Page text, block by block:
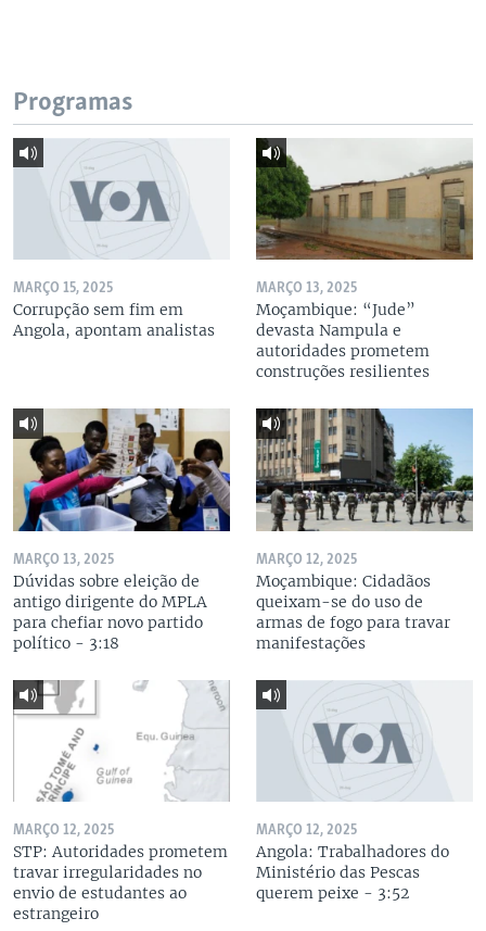
Programas
MARÇO 15, 2025
Corrupção sem fim em
Angola, apontam analistas
MARÇO 13, 2025
Moçambique: “Jude”
devasta Nampula e
autoridades prometem
construções resilientes
MARÇO 13, 2025
Dúvidas sobre eleição de
antigo dirigente do MPLA
para chefiar novo partido
político - 3:18
MARÇO 12, 2025
Moçambique: Cidadãos
queixam-se do uso de
armas de fogo para travar
manifestações
MARÇO 12, 2025
STP: Autoridades prometem
travar irregularidades no
envio de estudantes ao
estrangeiro
MARÇO 12, 2025
Angola: Trabalhadores do
Ministério das Pescas
querem peixe - 3:52